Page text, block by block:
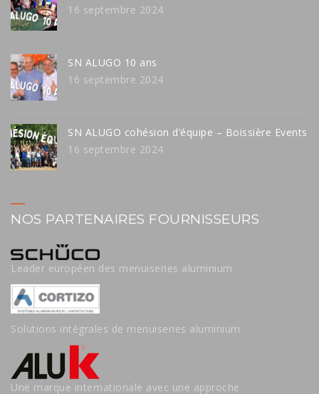
16 septembre 2024
SN ALUGO 10 ans
16 septembre 2024
SN ALUGO cohésion d’équipe – Boissière Events
16 septembre 2024
NOS PARTENAIRES FOURNISSEURS
Leader européen des menuiseries aluminium
Solutions intégrales de menuiseries aluminium
Une marque internationale avec une approche